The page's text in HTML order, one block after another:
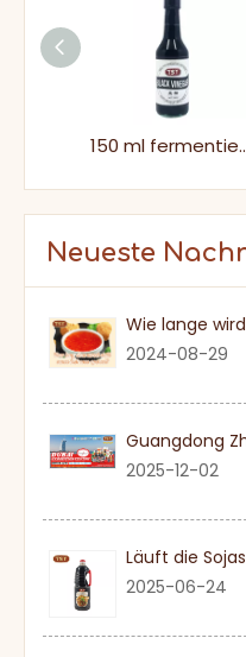
150 ml fermentierter
Neueste
2024-08-29
2025-12-02
Läuft die
2025-06-24